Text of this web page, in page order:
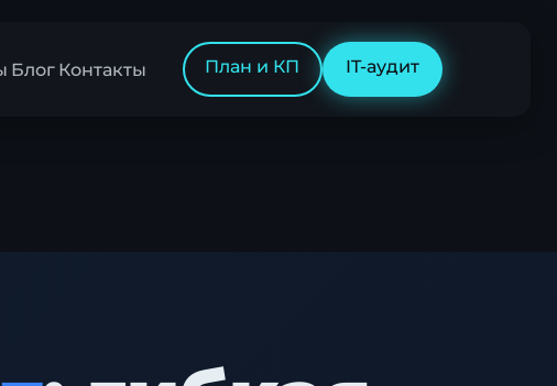
Блог Контакты План и КП IT-аудит